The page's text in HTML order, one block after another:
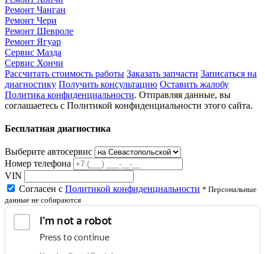
Ремонт Чанган
Ремонт Чери
Ремонт Шевроле
Ремонт Ягуар
Сервис Мазда
Сервис Хончи
Рассчитать стоимость работы Заказать запчасти Записаться на
диагностику Получить консультацию Оставить жалобу
Политика конфиденциальности. Отправляя данные, вы
соглашаетесь с Политикой конфиденциальности этого сайта.
Бесплатная диагностика
Выберите автосервис
Номер телефона
VIN
Согласен с Политикой конфиденциальности * Персональные
данные не собираются